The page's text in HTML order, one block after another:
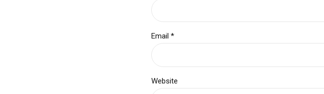
Email *
Website